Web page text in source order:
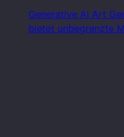
Generative AI Art
bietet unbegrenzte